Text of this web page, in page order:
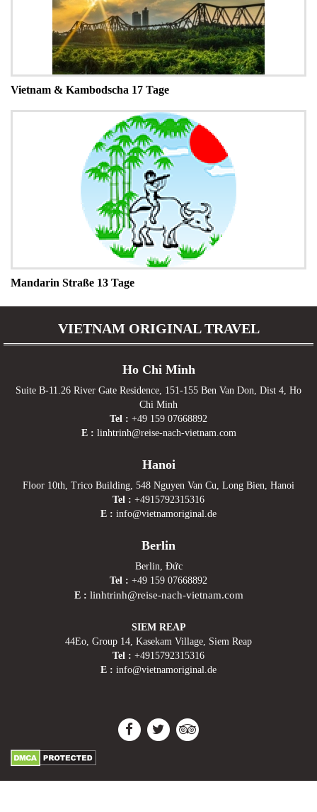
Vietnam & Kambodscha 17 Tage
Mandarin Straße 13 Tage
VIETNAM ORIGINAL TRAVEL
Ho Chi Minh
Suite B-11.26 River Gate Residence, 151-155 Ben Van Don, Dist 4, Ho
Chi Minh
Tel : +49 159 07668892
E : linhtrinh@reise-nach-vietnam.com
Hanoi
Floor 10th, Trico Building, 548 Nguyen Van Cu, Long Bien, Hanoi
Tel : +4915792315316
E : info@vietnamoriginal.de
Berlin
Berlin, Đức
Tel : +49 159 07668892
E : linhtrinh@reise-nach-vietnam.com
SIEM REAP
44Eo, Group 14, Kasekam Village, Siem Reap
Tel : +4915792315316
E : info@vietnamoriginal.de